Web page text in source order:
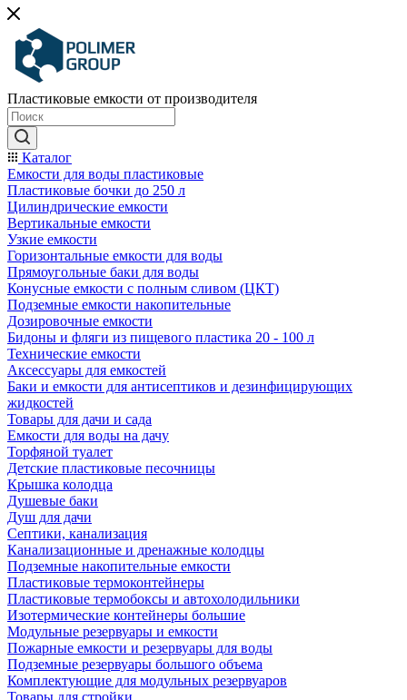
Пластиковые емкости от производителя
Каталог
Емкости для воды пластиковые
Пластиковые бочки до 250 л
Цилиндрические емкости
Вертикальные емкости
Узкие емкости
Горизонтальные емкости для воды
Прямоугольные баки для воды
Конусные емкости с полным сливом (ЦКТ)
Подземные емкости накопительные
Дозировочные емкости
Бидоны и фляги из пищевого пластика 20 - 100 л
Технические емкости
Аксессуары для емкостей
Баки и емкости для антисептиков и дезинфицирующих
жидкостей
Товары для дачи и сада
Емкости для воды на дачу
Торфяной туалет
Детские пластиковые песочницы
Крышка колодца
Душевые баки
Душ для дачи
Септики, канализация
Канализационные и дренажные колодцы
Подземные накопительные емкости
Пластиковые термоконтейнеры
Пластиковые термобоксы и автохолодильники
Изотермические контейнеры большие
Модульные резервуары и емкости
Пожарные емкости и резервуары для воды
Подземные резервуары большого объема
Комплектующие для модульных резервуаров
Товары для стройки